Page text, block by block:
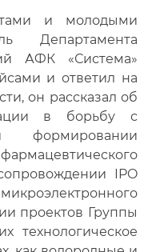
и молодыми
Департамента
АФК «Система»
и ответил на
он рассказал об
в борьбу с
формировании
IPO
проектов Группы
технологическое